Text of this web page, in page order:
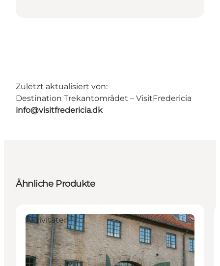
Zuletzt aktualisiert von:
Destination Trekantområdet – VisitFredericia
info@visitfredericia.dk
Ähnliche Produkte
Aktivitäten